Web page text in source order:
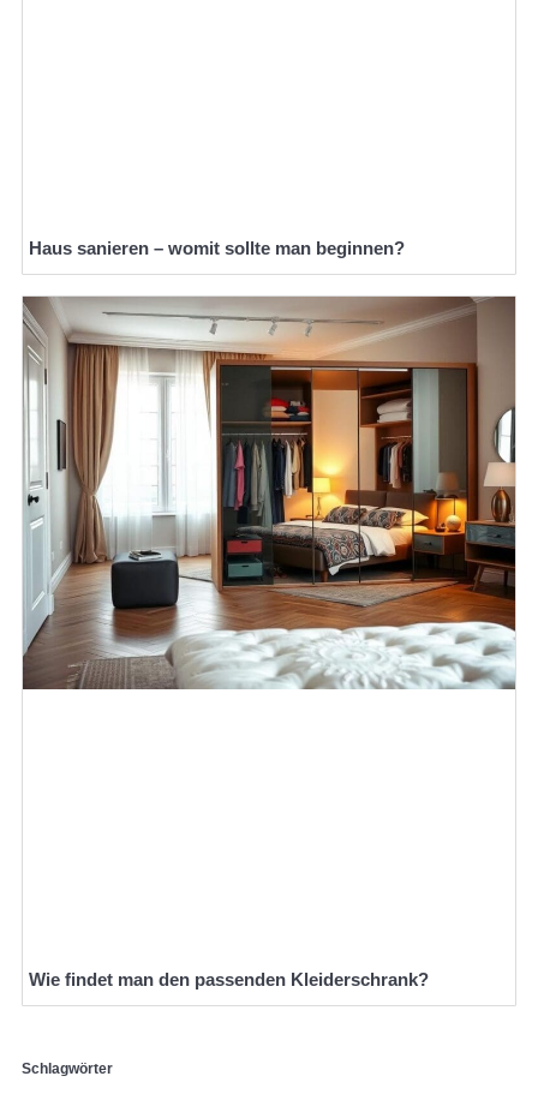
Haus sanieren – womit sollte man beginnen?
Wie findet man den passenden Kleiderschrank?
Schlagwörter